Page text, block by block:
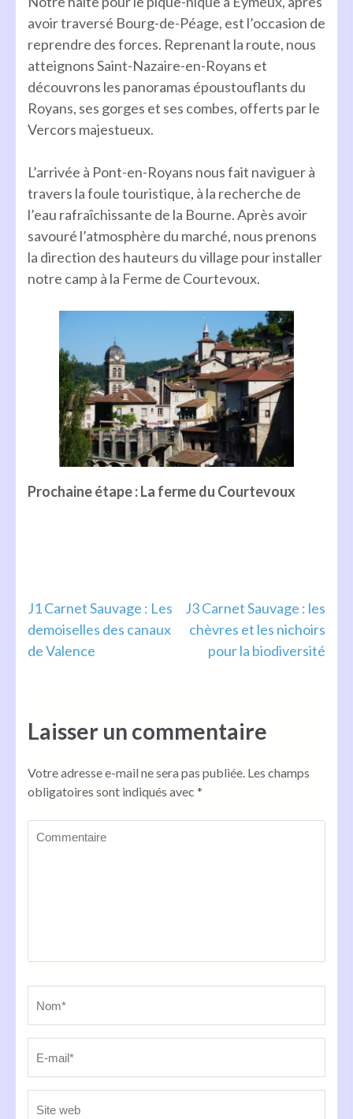
avoir traversé Bourg-de-Péage, est l’occasion de
reprendre des forces. Reprenant la route, nous
atteignons Saint-Nazaire-en-Royans et
découvrons les panoramas époustouflants du
Royans, ses gorges et ses combes, offerts par le
Vercors majestueux.
L’arrivée à Pont-en-Royans nous fait naviguer à
travers la foule touristique, à la recherche de
l’eau rafraîchissante de la Bourne. Après avoir
savouré l’atmosphère du marché, nous prenons
la direction des hauteurs du village pour installer
notre camp à la Ferme de Courtevoux.
Prochaine étape: La ferme du Courtevoux
Navigation
de
J1 Carnet Sauvage : Les
demoiselles des canaux
de Valence
J3 Carnet Sauvage : les
chèvres et les nichoirs
pour la biodiversité
Laisser un commentaire
Votre adresse e-mail ne sera pas publiée. Les champs
obligatoires sont indiqués avec *